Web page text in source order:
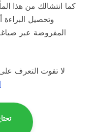
كما انتشالك من هذا
وتحصيل
المفروضة عبر
لا تفوت التعرف